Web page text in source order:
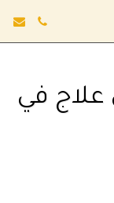
علاج في